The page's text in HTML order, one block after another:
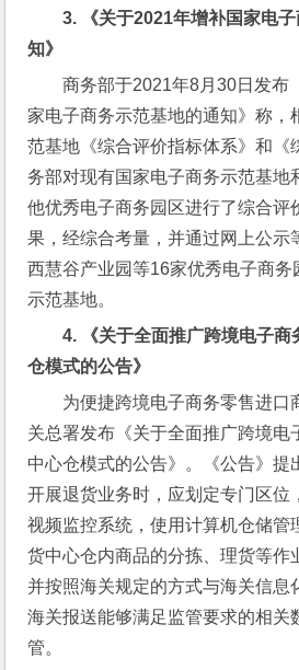
3.
《关于2021年增补国家电
知》
商务部于2021年8月30日发布
家电子商务示范基地的通知》称，
范基地《综合评价指标体系》和《
务部对现有国家电子商务示范基地
他优秀电子商务园区进行了综合评
果，经综合考量，并通过网上公示
西慧谷产业园等16家优秀电子商务
示范基地。
4.
《关于全面推广跨境电子
仓模式的公告》
为便捷跨境电子商务零售进口
关总署发布《关于全面推广跨境电
中心仓模式的公告》。《公告》提
开展退货业务时，应划定专门区位
视频监控系统，使用计算机仓储管
货中心仓内商品的分拣、理货等作
并按照海关规定的方式与海关信息
海关报送能够满足监管要求的相关
管。